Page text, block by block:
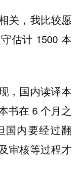
关，我比较愿
估计 1500 本
，国内读译本
书在 6 个月之
国内要经过翻
审核等过程才